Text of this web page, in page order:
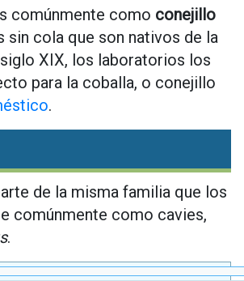
comúnmente como conejillo
sin cola que son nativos de la
XIX, los laboratorios los
para la coballa, o conejillo
.
de la misma familia que los
comúnmente como cavies,
.